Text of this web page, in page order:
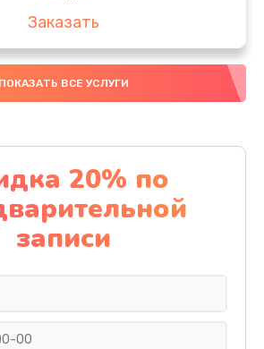
Заказать
динамиков
710 руб.
Замена стекла
990 руб.
Заказать
ПОКАЗАТЬ ВСЕ УСЛУГИ
20% по
записи